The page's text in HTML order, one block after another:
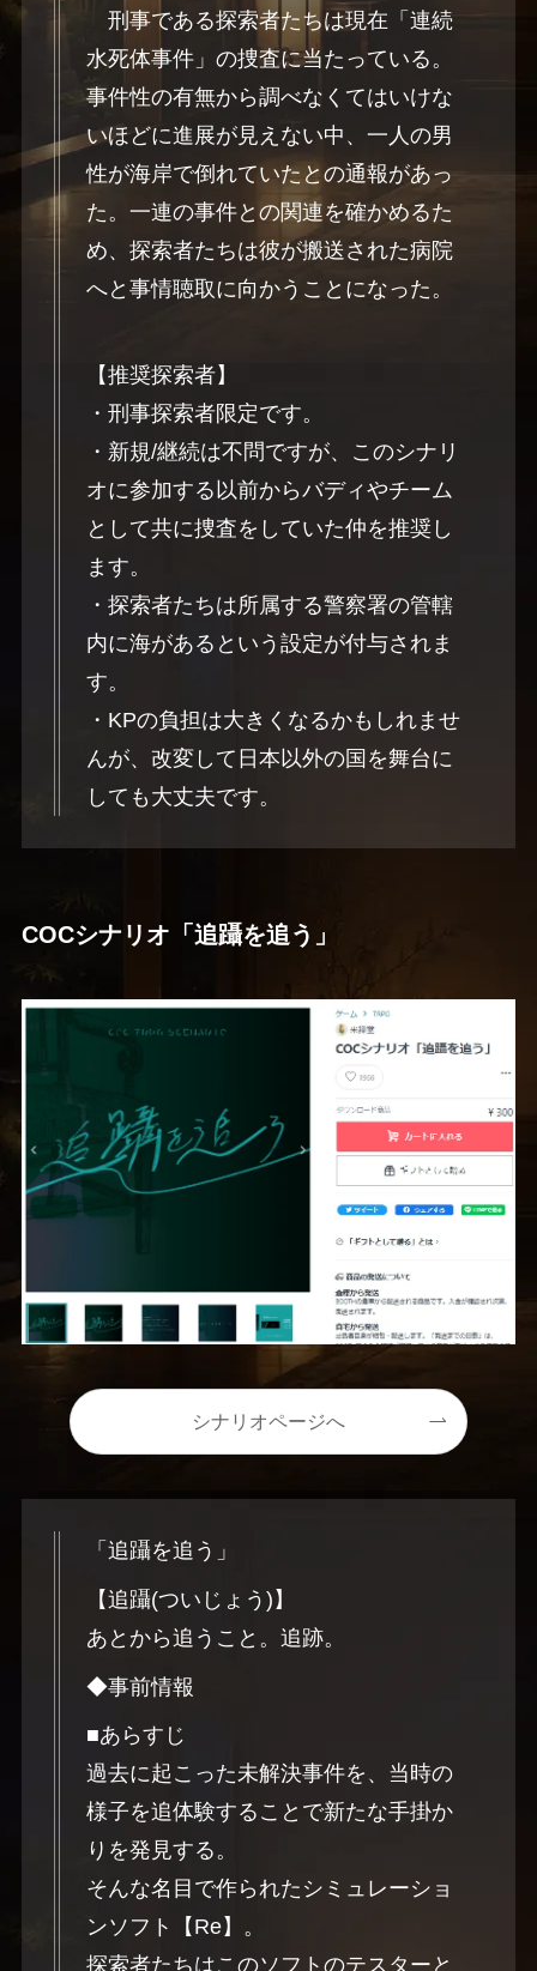
刑事である探索者たちは現在「連続
水死体事件」の捜査に当たっている。
事件性の有無から調べなくてはいけな
いほどに進展が見えない中、一人の男
性が海岸で倒れていたとの通報があっ
た。一連の事件との関連を確かめるた
め、探索者たちは彼が搬送された病院
へと事情聴取に向かうことになった。
【推奨探索者】
・刑事探索者限定です。
・新規/継続は不問ですが、このシナリ
オに参加する以前からバディやチーム
として共に捜査をしていた仲を推奨し
ます。
・探索者たちは所属する警察署の管轄
内に海があるという設定が付与されま
す。
・KPの負担は大きくなるかもしれませ
んが、改変して日本以外の国を舞台に
しても大丈夫です。
COCシナリオ「追躡を追う」
シナリオページへ
「追躡を追う」
【追躡(ついじょう)】
あとから追うこと。追跡。
◆事前情報
■あらすじ
過去に起こった未解決事件を、当時の
様子を追体験することで新たな手掛か
りを発見する。
そんな名目で作られたシミュレーショ
ンソフト【Re】。
探索者たちはこのソフトのテスターと